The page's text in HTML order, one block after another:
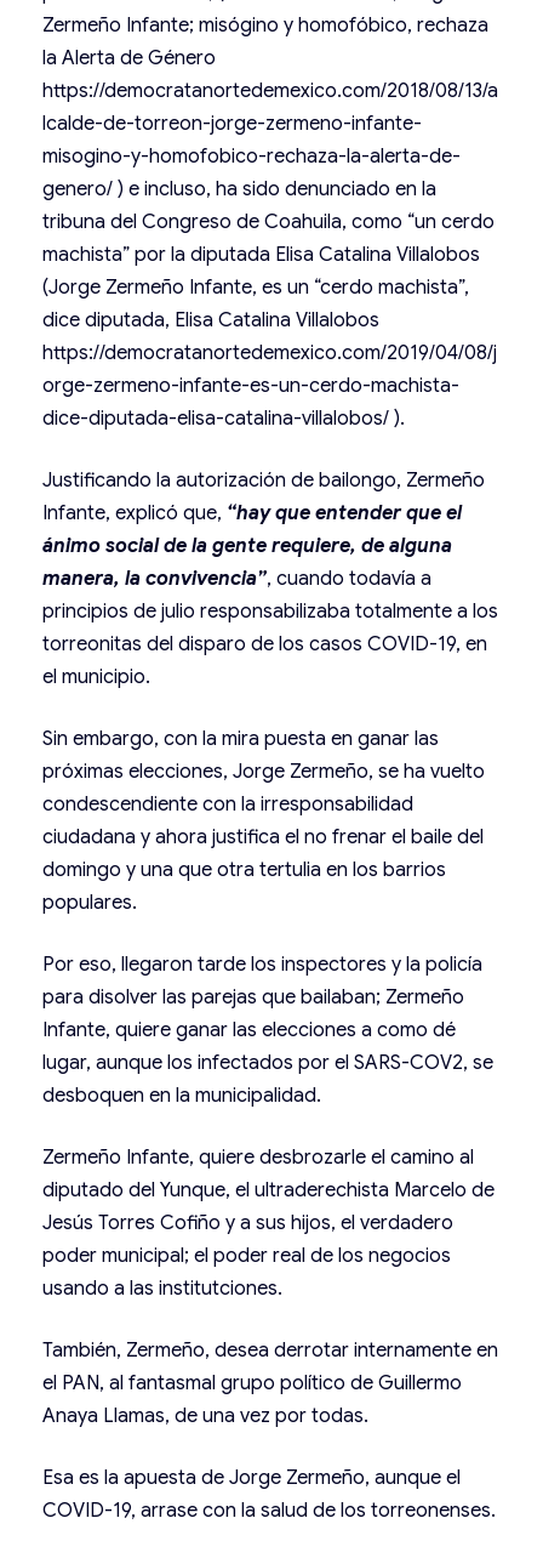
Zermeño Infante; misógino y homofóbico, rechaza
la Alerta de Género
https://democratanortedemexico.com/2018/08/13/a
lcalde-de-torreon-jorge-zermeno-infante-
misogino-y-homofobico-rechaza-la-alerta-de-
genero/ ) e incluso, ha sido denunciado en la
tribuna del Congreso de Coahuila, como “un cerdo
machista” por la diputada Elisa Catalina Villalobos
(Jorge Zermeño Infante, es un “cerdo machista”,
dice diputada, Elisa Catalina Villalobos
https://democratanortedemexico.com/2019/04/08/j
orge-zermeno-infante-es-un-cerdo-machista-
dice-diputada-elisa-catalina-villalobos/ ).
Justificando la autorización de bailongo, Zermeño
Infante, explicó que, “hay que entender que el
ánimo social de la gente requiere, de alguna
manera, la convivencia”, cuando todavía a
principios de julio responsabilizaba totalmente a los
torreonitas del disparo de los casos COVID-19, en
el municipio.
Sin embargo, con la mira puesta en ganar las
próximas elecciones, Jorge Zermeño, se ha vuelto
condescendiente con la irresponsabilidad
ciudadana y ahora justifica el no frenar el baile del
domingo y una que otra tertulia en los barrios
populares.
Por eso, llegaron tarde los inspectores y la policía
para disolver las parejas que bailaban; Zermeño
Infante, quiere ganar las elecciones a como dé
lugar, aunque los infectados por el SARS-COV2, se
desboquen en la municipalidad.
Zermeño Infante, quiere desbrozarle el camino al
diputado del Yunque, el ultraderechista Marcelo de
Jesús Torres Cofiño y a sus hijos, el verdadero
poder municipal; el poder real de los negocios
usando a las institutciones.
También, Zermeño, desea derrotar internamente en
el PAN, al fantasmal grupo político de Guillermo
Anaya Llamas, de una vez por todas.
Esa es la apuesta de Jorge Zermeño, aunque el
COVID-19, arrase con la salud de los torreonenses.